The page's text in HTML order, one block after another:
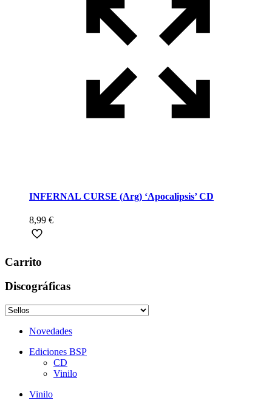
INFERNAL CURSE (Arg) ‘Apocalipsis’ CD
8,99 €
Carrito
Discográficas
Novedades
Ediciones BSP
CD
Vinilo
Vinilo